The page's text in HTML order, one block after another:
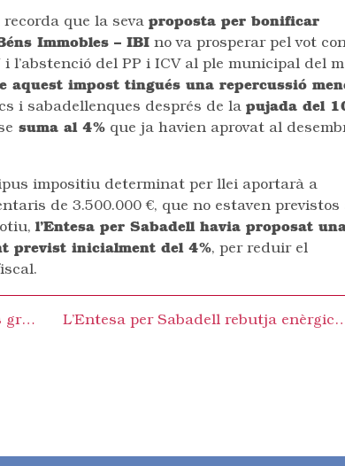
recorda que la seva proposta per bonificar
Immobles – IBI no va prosperar pel vot
l’abstenció del PP i ICV al ple municipal del
aquest impost tingués una repercussió
i sabadellenques després de la pujada del
suma al 4% que ja havien aprovat al
impositiu determinat per llei aportarà a
de 3.500.000 €, que no estaven previstos
l’Entesa per Sabadell havia proposat
previst inicialment del 4%, per reduir el
L’Entesa per Sabadell fa públic els greus incompliments en matèria de mobilitat a Sant Pau de Riu-sec L’Entesa per Sabadell rebutja enèrgicament els acomiadaments de personal